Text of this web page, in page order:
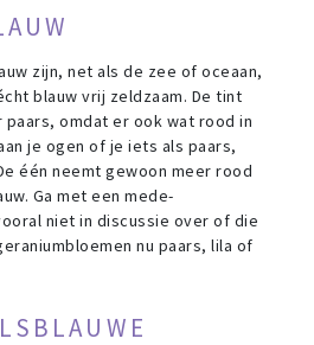
zijn, net als de zee of oceaan,
blauw vrij zeldzaam. De tint
paars, omdat er ook wat rood in
je ogen of je iets als paars,
één neemt gewoon meer rood
Ga met een mede-
niet in discussie over of die
nu paars, lila of